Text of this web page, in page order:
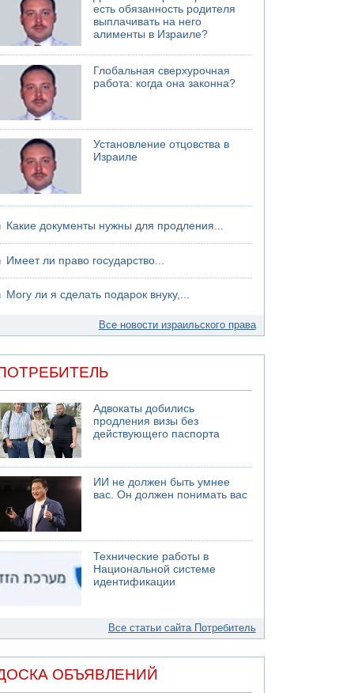
есть обязанность родителя
выплачивать на него
алименты в Израиле?
Глобальная сверхурочная
работа: когда она законна?
Установление отцовства в
Израиле
Какие документы нужны для продления...
Имеет ли право государство...
Могу ли я сделать подарок внуку,...
Все новости израильского права
Адвокаты добились
продления визы без
действующего паспорта
ИИ не должен быть умнее
вас. Он должен понимать вас
Технические работы в
Национальной системе
идентификации
Все статьи сайта Потребитель
ОБЪЯВЛЕНИЙ